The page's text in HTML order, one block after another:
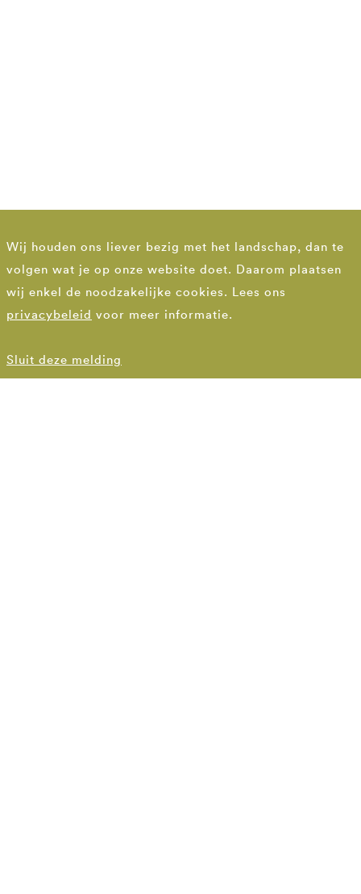
Wij houden ons liever bezig met het landschap, dan te
volgen wat je op onze website doet. Daarom plaatsen
wij enkel de noodzakelijke cookies. Lees ons
privacybeleid voor meer informatie.
Sluit deze melding